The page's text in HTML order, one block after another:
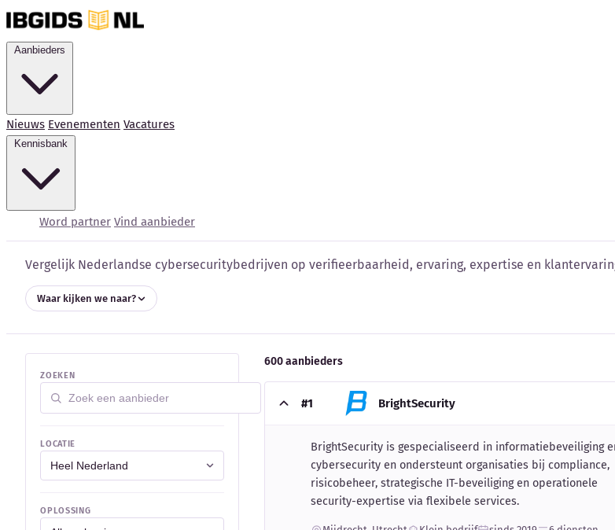
Nieuws Evenementen Vacatures
Word partner Vind aanbieder
Cybersecurity bedrijven vergelijken
Vergelijk Nederlandse cybersecuritybedrijven op verifieerbaarheid, ervaring, expertise en
Waar kijken we naar?
ZOEKEN
LOCATIE
OPLOSSING
600 aanbieders
#1 BrightSecurity
BrightSecurity is gespecialiseerd in informatiebeveiliging
cybersecurity en ondersteunt organisaties bij compliance,
risicobeheer, strategische IT-beveiliging en operationele
security-expertise via flexibele services.